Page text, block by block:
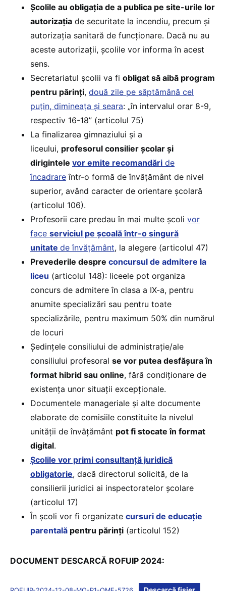
Școlile au obligația de a publica pe site-urile lor
autorizația de securitate la incendiu, precum și
autorizația sanitară de funcționare. Dacă nu au
aceste autorizații, școlile vor informa în acest
sens.
Secretariatul școlii va fi obligat să aibă program
pentru părinți, două zile pe săptămână cel
puțin, dimineața și seara: „în intervalul orar 8-9,
respectiv 16-18” (articolul 75)
La finalizarea gimnaziului și a
liceului, profesorul consilier școlar și
dirigintele vor emite recomandări de
încadrare într-o formă de învățământ de nivel
superior, având caracter de orientare școlară
(articolul 106).
Profesorii care predau în mai multe școli vor
face serviciul pe școală într-o singură
unitate de învățământ, la alegere (articolul 47)
Prevederile despre concursul de admitere la
liceu (articolul 148): liceele pot organiza
concurs de admitere în clasa a IX-a, pentru
anumite specializări sau pentru toate
specializările, pentru maximum 50% din numărul
de locuri
Ședințele consiliului de administrație/ale
consiliului profesoral se vor putea desfășura în
format hibrid sau online, fără condiționare de
existența unor situații excepționale.
Documentele manageriale și alte documente
elaborate de comisiile constituite la nivelul
unității de învățământ pot fi stocate în format
digital.
Școlile vor primi consultanță juridică
obligatorie, dacă directorul solicită, de la
consilierii juridici ai inspectoratelor școlare
(articolul 17)
În școli vor fi organizate cursuri de educație
parentală pentru părinți (articolul 152)
DOCUMENT DESCARCĂ ROFUIP 2024: